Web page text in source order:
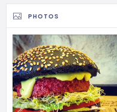
PHOTOS